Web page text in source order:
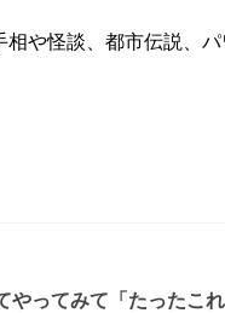
や怪談、都市伝説
やってみて「たったこ